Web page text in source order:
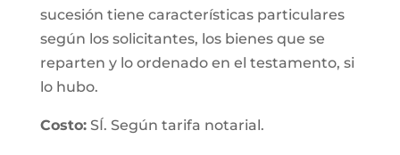
sucesión tiene características particulares
según los solicitantes, los bienes que se
reparten y lo ordenado en el testamento, si
lo hubo.
Costo:SÍ. Según tarifa notarial.